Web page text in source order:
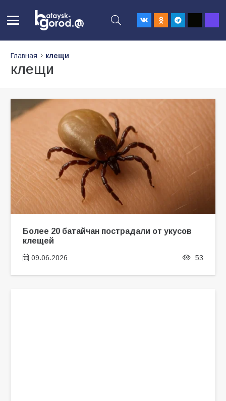
Главная клещи
клещи
Более 20 батайчан пострадали от укусов
клещей
09.06.2026 53